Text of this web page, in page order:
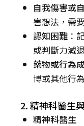
自我傷害或
害想法，需
認知困難 ：
或判斷力減
藥物或行為
博或其他行
2. 精神科醫生
精神科醫生